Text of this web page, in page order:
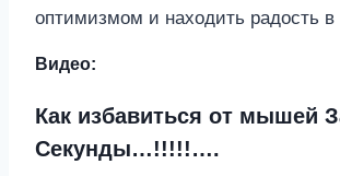
оптимизмом и находить радость
Видео:
Как избавиться от мышей
Секунды…!!!!!….